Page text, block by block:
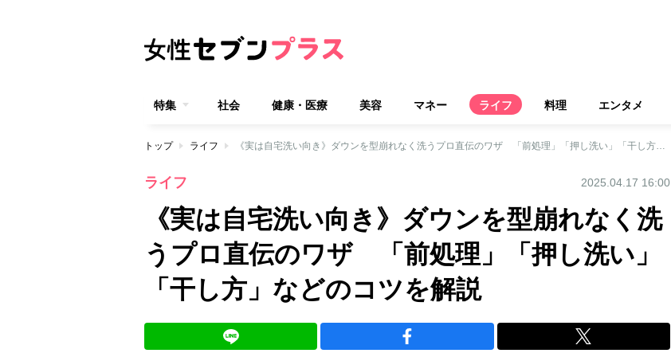
特集 社会 健康・医療 美容 マネー ライフ 料理 エンタメ
トップ ライフ 《実は自宅洗い向き》ダウンを型崩れなく洗うプロ直伝のワザ 「前処理」「押し洗い」「干し方」などのコツを解説
ライフ 2025.04.17 16:00
《実は自宅洗い向き》ダウンを型崩れなく洗
うプロ直伝のワザ 「前処理」「押し洗い」
「干し方」などのコツを解説